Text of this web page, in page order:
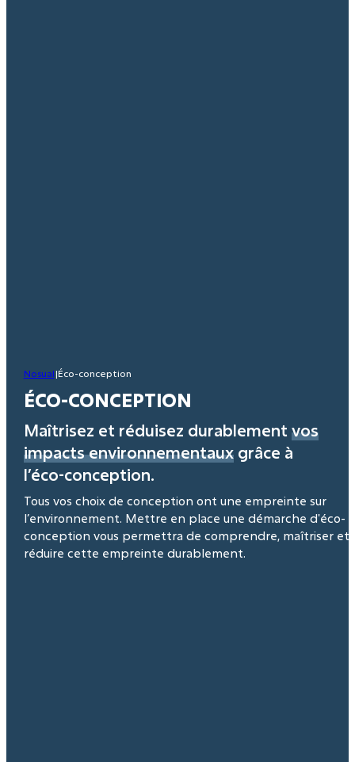
Nosual|Éco-conception
ÉCO-CONCEPTION
Maîtrisez et réduisez durablement vos
impacts environnementauxgrâce à
l’éco-conception.
Tous vos choix de conception ont une empreinte sur
l’environnement. Mettre en place une démarche d'éco-
conception vous permettra de comprendre, maîtriser et
réduire cette empreinte durablement.